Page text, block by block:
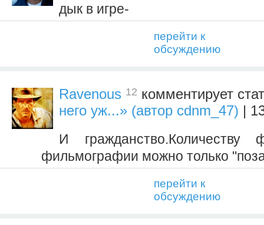
дык в игре-
перейти к
обсуждению
Ravenous 12 комментирует
него уж...» (автор cdnm_47) |
И
фильмографии можно только
перейти к
обсуждению